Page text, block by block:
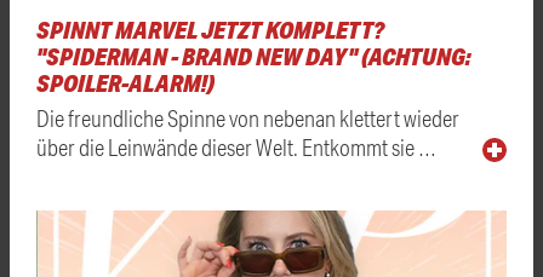
SPINNT MARVEL JETZT KOMPLETT?
"SPIDERMAN - BRAND NEW DAY" (ACHTUNG:
SPOILER-ALARM!)
Die freundliche Spinne von nebenan klettert wieder
über die Leinwände dieser Welt. Entkommt sie …